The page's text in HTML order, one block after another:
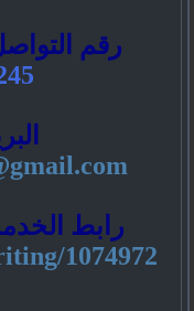
رقم
رابط
1074972